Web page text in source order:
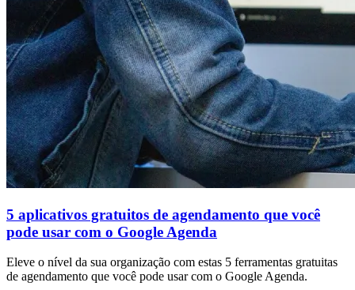
5 aplicativos gratuitos de agendamento que você
pode usar com o Google Agenda
Eleve o nível da sua organização com estas 5 ferramentas gratuitas
de agendamento que você pode usar com o Google Agenda.